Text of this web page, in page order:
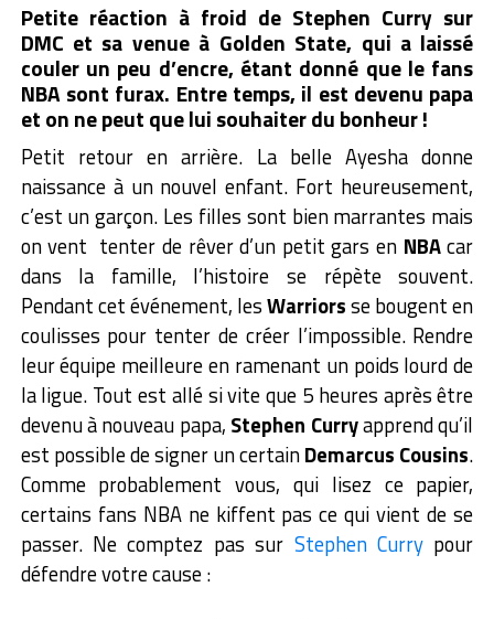
Petite réaction à froid de Stephen Curry sur
DMC et sa venue à Golden State, qui a laissé
couler un peu d’encre, étant donné que le fans
NBA sont furax. Entre temps, il est devenu papa
et on ne peut que lui souhaiter du bonheur !
Petit retour en arrière. La belle Ayesha donne
naissance à un nouvel enfant. Fort heureusement,
c’est un garçon. Les filles sont bien marrantes mais
on vent tenter de rêver d’un petit gars en NBAcar
dans la famille, l’histoire se répète souvent.
Pendant cet événement, lesWarriorsse bougent en
coulisses pour tenter de créer l’impossible. Rendre
leur équipe meilleure en ramenant un poids lourd de
la ligue. Tout est allé si vite que 5 heures après être
devenu à nouveau papa, Stephen Curryapprend qu’il
est possible de signer un certainDemarcus Cousins.
Comme probablement vous, qui lisez ce papier,
certains fans NBA ne kiffent pas ce qui vient de se
passer. Ne comptez pas sur Stephen Currypour
défendre votre cause :